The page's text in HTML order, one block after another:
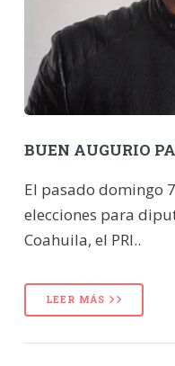
BUEN AUGURIO
El pasado domingo
elecciones para
Coahuila, el PRI..
LEER MÁS